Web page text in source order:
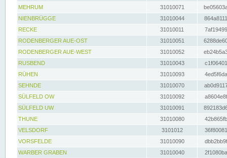
MEHRUM
31010071
NIENBRÜGGE
31010044
RECKE
31010011
RODENBERGER AUE-OST
31010051
RODENBERGER AUE-WEST
31010052
RUSBEND
31010043
RÜHEN
31010093
SEHNDE
31010070
SÜLFELD OW
31010092
SÜLFELD UW
31010091
THUNE
31010080
VELSDORF
3101012
VORSFELDE
31010090
WARBER GRABEN
31010040